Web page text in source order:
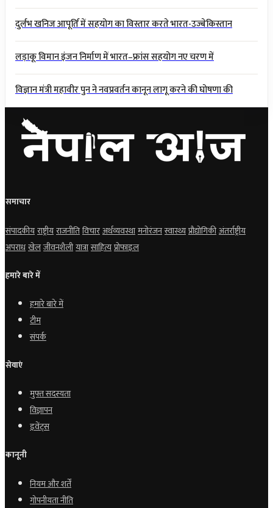
दुर्लभ खनिज आपूर्ति में सहयोग का विस्तार करते भारत-उज्बेकिस्तान
लड़ाकू विमान इंजन निर्माण में भारत–फ्रांस सहयोग नए चरण में
विज्ञान मंत्री महावीर पुन ने नवप्रवर्तन कानून लागू करने की घोषणा की
समाचार
संपादकीयराष्ट्रीयराजनीतिविचारअर्थव्यवस्थामनोरंजनस्वास्थ्यप्रौद्योगिकीअंतर्राष्ट्रीय
अपराधखेलजीवनशैलीयात्रासाहित्यप्रोफाइल
हमारे बारे में
हमारे बारे में
टीम
संपर्क
सेवाएं
मुफ्त सदस्यता
विज्ञापन
इवेंट्स
कानूनी
नियम और शर्तें
गोपनीयता नीति